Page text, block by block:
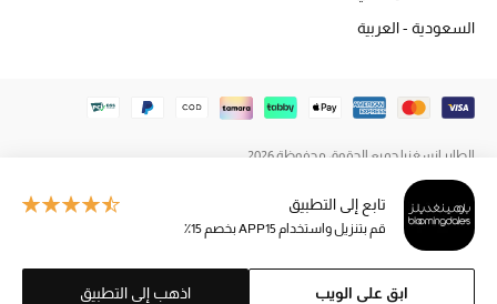
العناية بالشعر
مجموعة الجمال
الجمال في بلوميز
تابع إلى التطبيق
قم بتنزيل واستخدام APP15 بخصم 15٪
ابق على الويب اذهب إلى التطبيق
السعودية - العربية
الطاير إنسغنيا جميع الحقوق محفوظة 2026